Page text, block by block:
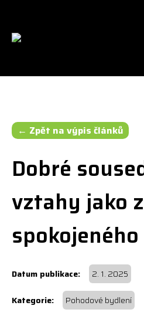
← Zpět na výpis článků
Dobré
vztahy jako
2. 1. 2025
Pohodové bydlení